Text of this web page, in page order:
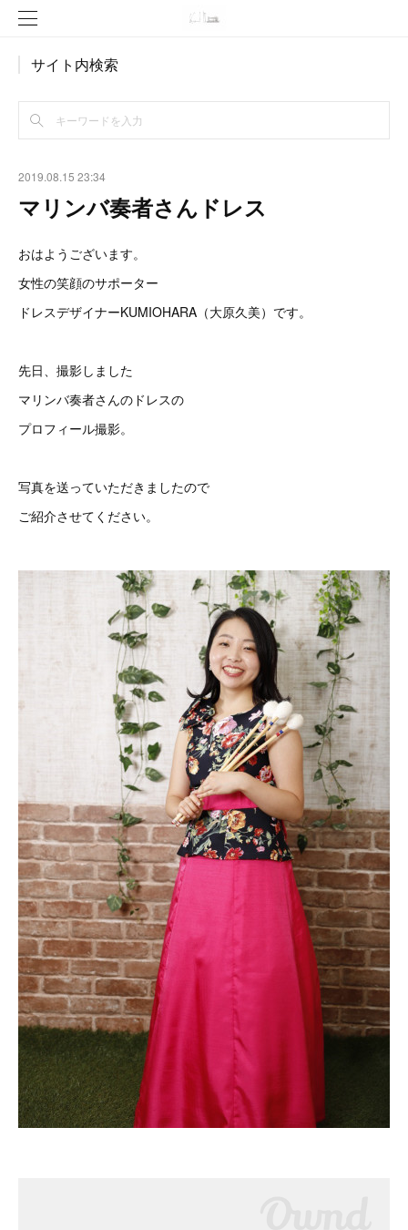
サイト内検索
2019.08.15 23:34
マリンバ奏者さんドレス
おはようございます。
女性の笑顔のサポーター
ドレスデザイナーKUMIOHARA（大原久美）です。
先日、撮影しました
マリンバ奏者さんのドレスの
プロフィール撮影。
写真を送っていただきましたので
ご紹介させてください。